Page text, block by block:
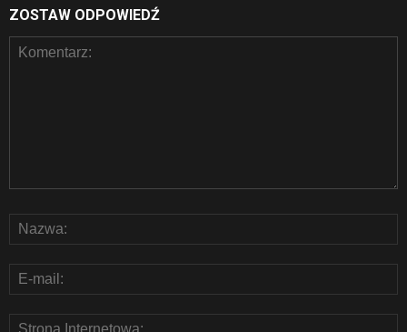
ZOSTAW ODPOWIEDŹ